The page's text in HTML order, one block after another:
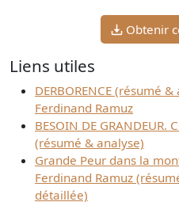
Obtenir
Liens utiles
DERBORENCE (résumé
Ferdinand Ramuz
BESOIN DE
(résumé & analyse)
Grande Peur dans la
Ferdinand Ramuz
détaillée)